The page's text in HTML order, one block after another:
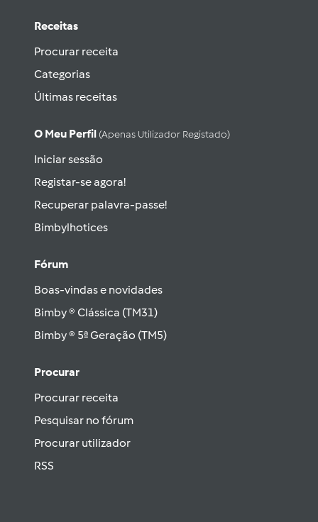
Receitas
Procurar receita
Categorias
Últimas receitas
O Meu Perfil (apenas Utilizador Registado)
Iniciar sessão
Registar-se agora!
Recuperar palavra-passe!
Bimbylhotices
Fórum
Boas-vindas e novidades
Bimby ® Clássica (TM31)
Bimby ® 5ª Geração (TM5)
Procurar
Procurar receita
Pesquisar no fórum
Procurar utilizador
RSS